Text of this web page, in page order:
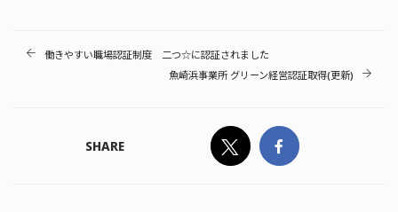
働きやすい職場認証制度 二つ☆に認証されました
魚崎浜事業所 グリーン経営認証取得(更新)
SHARE